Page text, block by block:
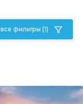
все фильтры (1)